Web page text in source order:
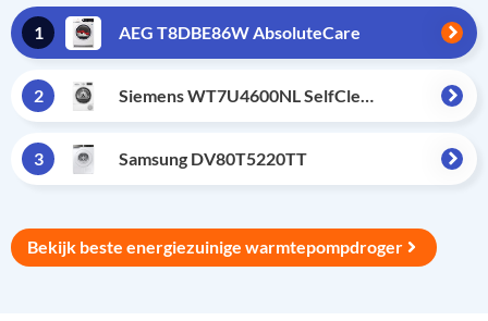
1 AEG T8DBE86W AbsoluteCare
2 Siemens WT7U4600NL SelfCleaning
3 Samsung DV80T5220TT
Bekijk beste energiezuinige warmtepompdroger